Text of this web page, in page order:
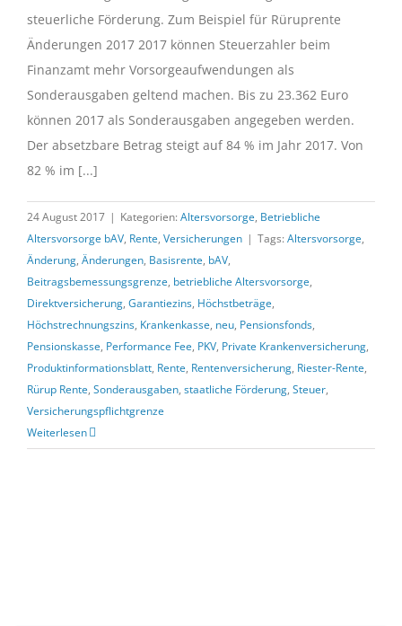
steuerliche Förderung. Zum Beispiel für Rüruprente
Änderungen 2017 2017 können Steuerzahler beim
Finanzamt mehr Vorsorgeaufwendungen als
Sonderausgaben geltend machen. Bis zu 23.362 Euro
können 2017 als Sonderausgaben angegeben werden.
Der absetzbare Betrag steigt auf 84 % im Jahr 2017. Von
82 % im [...]
24 August 2017 | Kategorien: Altersvorsorge, Betriebliche
Altersvorsorge bAV, Rente, Versicherungen | Tags: Altersvorsorge,
Änderung, Änderungen, Basisrente, bAV,
Beitragsbemessungsgrenze, betriebliche Altersvorsorge,
Direktversicherung, Garantiezins, Höchstbeträge,
Höchstrechnungszins, Krankenkasse, neu, Pensionsfonds,
Pensionskasse, Performance Fee, PKV, Private Krankenversicherung,
Produktinformationsblatt, Rente, Rentenversicherung, Riester-Rente,
Rürup Rente, Sonderausgaben, staatliche Förderung, Steuer,
Versicherungspflichtgrenze
Weiterlesen